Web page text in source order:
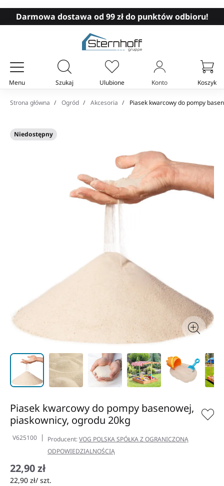
Darmowa dostawa od 99 zł do punktów odbioru!
Menu Szukaj Ulubione Konto Koszyk
Twój koszyk
Strona główna Ogród Akcesoria Piasek kwarcowy do pompy
Niedostępny
Piasek kwarcowy do pompy basenowej,
piaskownicy, ogrodu 20kg
V625100 Producent:VOG POLSKA SPÓŁKA Z OGRANICZONĄ
ODPOWIEDZIALNOŚCIĄ
22,90 zł
22,90 zł/ szt.